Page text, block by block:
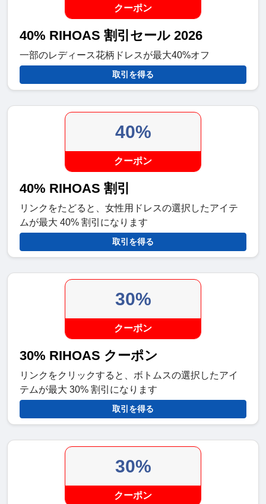
クーポン
40% RIHOAS 割引セール 2026
一部のレディース花柄ドレスが最大40%オフ
取引を得る
40%
クーポン
40% RIHOAS 割引
リンクをたどると、女性用ドレスの選択したアイテ
ムが最大 40% 割引になります
取引を得る
30%
クーポン
30% RIHOAS クーポン
リンクをクリックすると、ボトムスの選択したアイ
テムが最大 30% 割引になります
取引を得る
30%
クーポン